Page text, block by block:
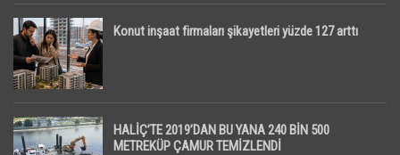
Konut inşaat firmaları şikayetleri yüzde 127 arttı
HALİÇ’TE 2019’DAN BU YANA 240 BİN 500
METREKÜP ÇAMUR TEMİZLENDİ